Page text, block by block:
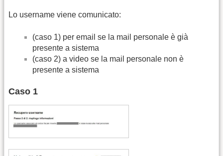
Lo username viene comunicato:
(caso 1) per email se la mail personale è già
presente a sistema
(caso 2) a video se la mail personale non è
presente a sistema
Caso 1